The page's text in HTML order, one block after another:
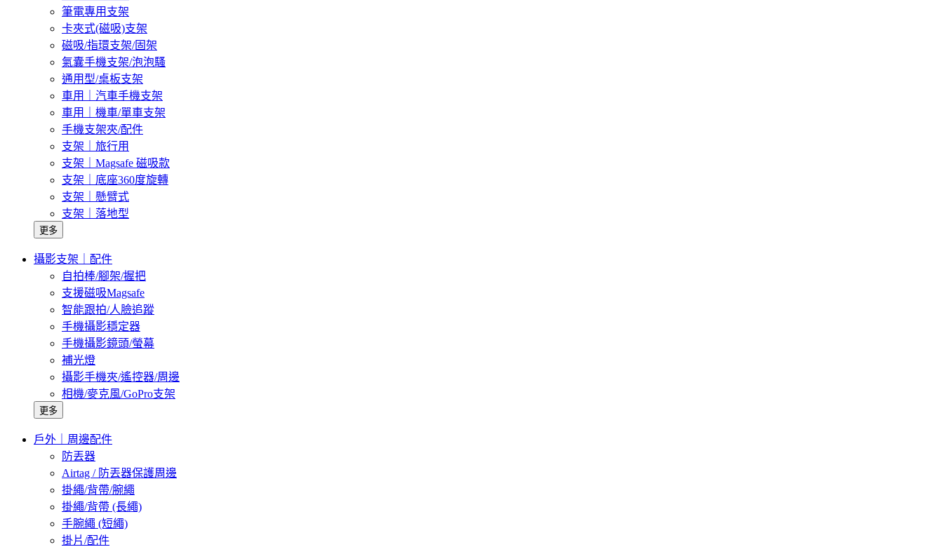
筆電專用支架
卡夾式(磁吸)支架
磁吸/指環支架/固架
氣囊手機支架/泡泡騷
通用型/桌板支架
車用｜汽車手機支架
車用｜機車/單車支架
手機支架夾/配件
支架｜旅行用
支架｜Magsafe 磁吸款
支架｜底座360度旋轉
支架｜懸臂式
支架｜落地型
更多
攝影支架｜配件
自拍棒/腳架/握把
支援磁吸Magsafe
智能跟拍/人臉追蹤
手機攝影穩定器
手機攝影鏡頭/螢幕
補光燈
攝影手機夾/遙控器/周邊
相機/麥克風/GoPro支架
更多
戶外｜周邊配件
防丟器
Airtag / 防丟器保護周邊
掛繩/背帶/腕繩
掛繩/背帶 (長繩)
手腕繩 (短繩)
掛片/配件